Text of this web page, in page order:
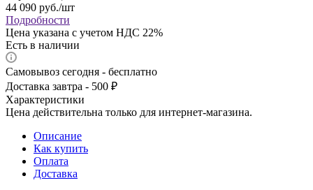
44 090 руб./шт
Подробности
Цена указана с учетом НДС 22%
Есть в наличии
Самовывоз сегодня - бесплатно
Доставка завтра - 500 ₽
Характеристики
Цена действительна только для интернет-магазина.
Описание
Как купить
Оплата
Доставка